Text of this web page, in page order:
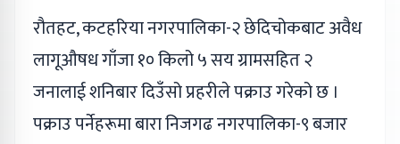
रौतहट, कटहरिया नगरपालिका-२ छेदिचोकबाट अवैध
लागूऔषध गाँजा १० किलो ५ सय ग्रामसहित २
जनालाई शनिबार दिउँसो प्रहरीले पक्राउ गरेको छ ।
पक्राउ पर्नेहरूमा बारा निजगढ नगरपालिका-९ बजार